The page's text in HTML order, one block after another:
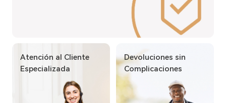
Atención al Cliente
Especializada
Devoluciones sin
Complicaciones